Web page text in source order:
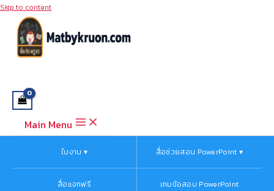
Skip to content
Main Menu
ใบงาน ▾ สื่อช่วยสอน PowerPoint ▾
สื่อแจกฟรี เกมข้อสอบ PowerPoint